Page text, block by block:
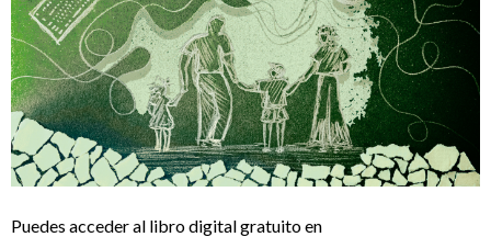
Puedes acceder al libro digital gratuito en